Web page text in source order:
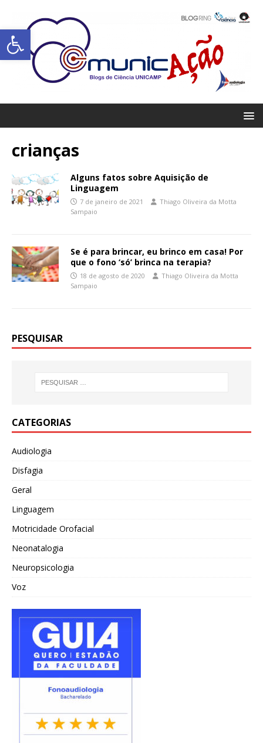
Abrir a barra de ferramentas
crianças
Alguns fatos sobre Aquisição de
Linguagem
7 de janeiro de 2021
Thiago Oliveira da Motta
Sampaio
Se é para brincar, eu brinco em casa! Por
que o fono ‘só’ brinca na terapia?
18 de agosto de 2020
Thiago Oliveira da Motta
Sampaio
PESQUISAR
CATEGORIAS
Audiologia
Disfagia
Geral
Linguagem
Motricidade Orofacial
Neonatalogia
Neuropsicologia
Voz